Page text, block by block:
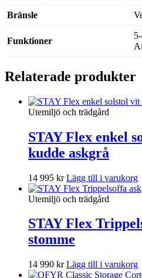
Bränsle
Funktioner
Relaterade produkter
Utemiljö och trädgård
STAY Flex enkel
kudde askgrå
14 995 kr Lägg till i varukorg
Utemiljö och trädgård
STAY Flex
stomme
14 990 kr Lägg till i varukorg